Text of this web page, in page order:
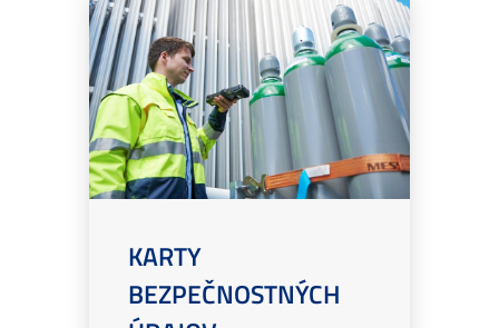
KARTY
BEZPEČNOSTNÝCH